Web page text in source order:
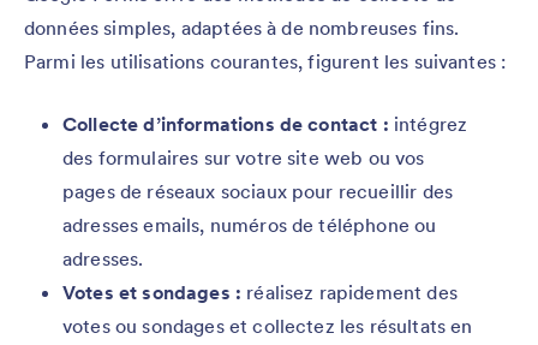
données simples, adaptées à de nombreuses fins.
Parmi les utilisations courantes, figurent les suivantes :
Collecte d’informations de contact : intégrez
des formulaires sur votre site web ou vos
pages de réseaux sociaux pour recueillir des
adresses emails, numéros de téléphone ou
adresses.
Votes et sondages : réalisez rapidement des
votes ou sondages et collectez les résultats en